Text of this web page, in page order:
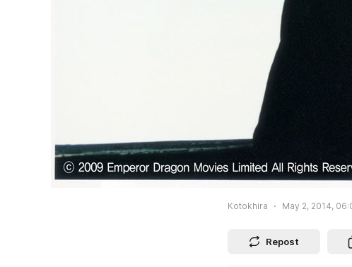
Kotokhira May 2, 2014,
Repost